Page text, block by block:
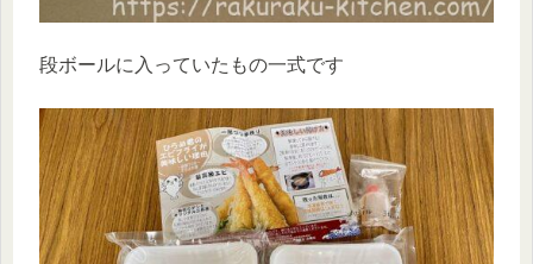
段ボールに入っていたもの一式です